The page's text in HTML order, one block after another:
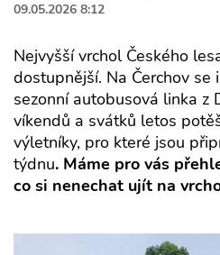
09.05.2026 8:12
Nejvyšší vrchol Českého
dostupnější. Na Čerchov
sezonní autobusová linka z
víkendů a svátků letos
výletníky, pro které jsou
týdnu. Máme pro vás
co si nenechat ujít na